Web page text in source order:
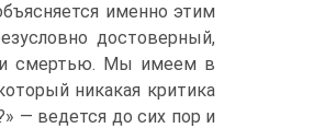
именно этим
достоверный,
и смертью. Мы имеем в
никакая критика
— ведется до сих пор и